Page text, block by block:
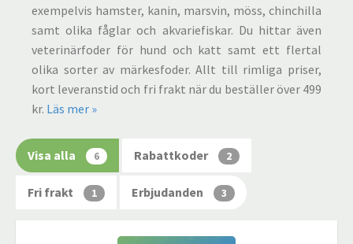
exempelvis hamster, kanin, marsvin, möss, chinchilla
samt olika fåglar och akvariefiskar. Du hittar även
veterinärfoder för hund och katt samt ett flertal
olika sorter av märkesfoder. Allt till rimliga priser,
kort leveranstid och fri frakt när du beställer över 499
kr. Läs mer »
Visa alla 6 Rabattkoder 2
Fri frakt 1 Erbjudanden 3